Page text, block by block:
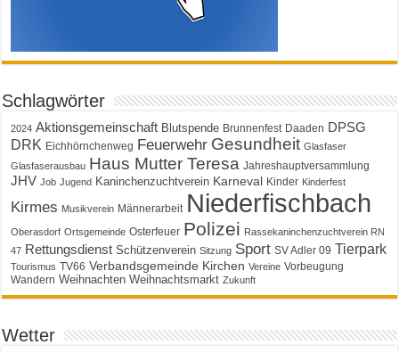
Schlagwörter
2024 Aktionsgemeinschaft Blutspende Brunnenfest Daaden DPSG
DRK Eichhörnchenweg Feuerwehr Gesundheit Glasfaser
Glasfaserausbau Haus Mutter Teresa Jahreshauptversammlung
JHV Job Jugend Kaninchenzuchtverein Karneval Kinder Kinderfest
Kirmes Musikverein Männerarbeit Niederfischbach
Oberasdorf Ortsgemeinde Osterfeuer Polizei Rassekaninchenzuchtverein RN
47 Rettungsdienst Schützenverein Sitzung Sport SV Adler 09 Tierpark
Tourismus TV66 Verbandsgemeinde Kirchen Vereine Vorbeugung
Wandern Weihnachten Weihnachtsmarkt Zukunft
Wetter